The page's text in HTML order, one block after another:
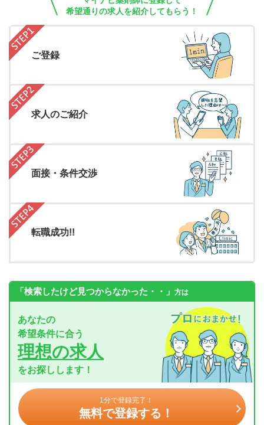
希望通りの求人を紹介してもらう！
ご登録
求人のご紹介
面接・条件交渉
転職成功!!
「検索したけど見つからなかった・・」 方は
あなたの
希望条件に合う
理想の求人
をお探しします！
1分で登録完了！
無料で登録する！